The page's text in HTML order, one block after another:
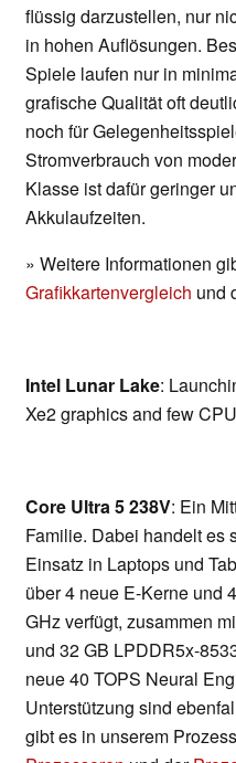
flüssig darzustellen, nur
in hohen Auflösungen.
Spiele laufen nur in
grafische Qualität oft
noch für
Stromverbrauch von
Klasse ist dafür geringer
Akkulaufzeiten.
» Weitere Informationen
Grafikkartenvergleich und
Intel Lunar Lake:
Xe2 graphics and few
Core Ultra 5 238V: Ein
Familie. Dabei handelt es
Einsatz in Laptops und
über 4 neue E-Kerne und
GHz verfügt, zusammen
und 32 GB LPDDR5x-
neue 40 TOPS Neural
Unterstützung sind
gibt es in unserem